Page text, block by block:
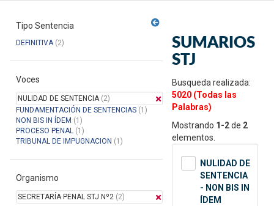
Sumarios del STJ
Manual del Usuario
Tipo Sentencia
DEFINITIVA(2)
Voces
NULIDAD DE SENTENCIA(2)
FUNDAMENTACIÓN DE SENTENCIAS (1)
NON BIS IN ÍDEM (1)
PROCESO PENAL (1)
TRIBUNAL DE IMPUGNACION (1)
Organismo
SECRETARÍA PENAL STJ Nº2 (2)
SUMARIOS
STJ
Busqueda realizada:
5020 (Todas las
Palabras)
Mostrando 1-2de 2
elementos.
NULIDAD DE
SENTENCIA
- NON BIS IN
ÍDEM